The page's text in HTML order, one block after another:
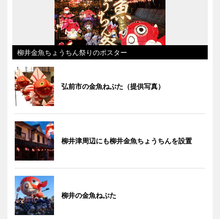
柳井金魚ちょうちん祭りのポスター
弘前市の金魚ねぷた（提供写真）
柳井津周辺にも柳井金魚ちょうちんを設置
柳井の金魚ねぷた